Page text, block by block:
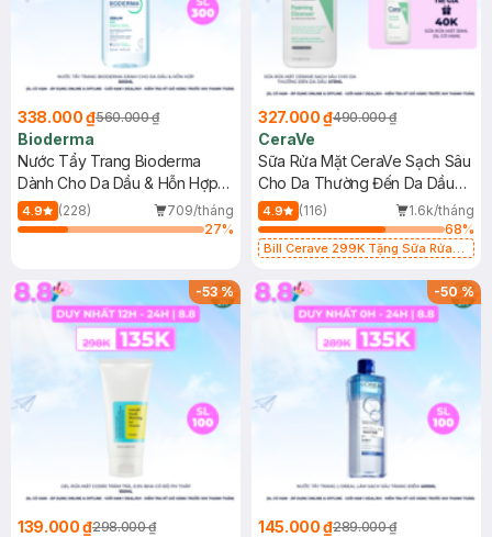
338.000 ₫560.000 ₫
Bioderma
Nước Tẩy Trang Bioderma
Dành Cho Da Dầu & Hỗn Hợp
500ml
4.9 (228)
709/tháng
27%
327.000 ₫490.000 ₫
CeraVe
Sữa Rửa Mặt CeraVe Sạch Sâu
Cho Da Thường Đến Da Dầu
473ml
4.9 (116)
1.6k/tháng
68%
Bill Cerave 299K Tặng Sữa Rửa
-53%
139.000 ₫298.000 ₫
-50%
145.000 ₫289.000 ₫